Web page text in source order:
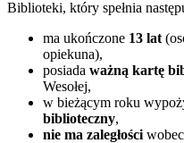
Biblioteki, który spełnia
ma ukończone 13 lat
opiekuna),
posiada ważną kartę
Wesołej,
w bieżącym roku
biblioteczny,
nie ma zaległości